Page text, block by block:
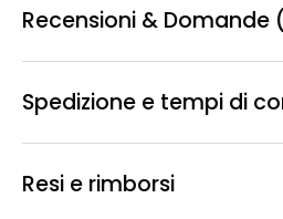
Recensioni & Domande
Spedizione e tempi di
Resi e rimborsi